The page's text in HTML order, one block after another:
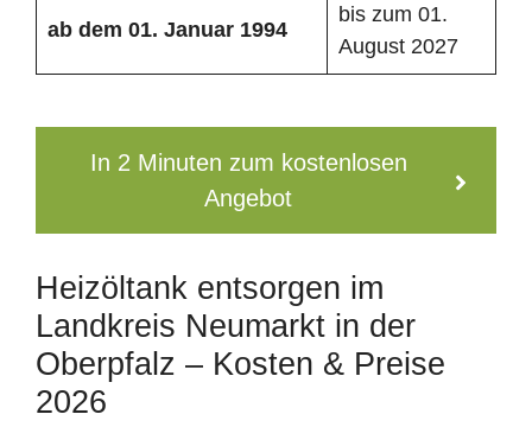
ab dem 01. Januar 1994
bis zum 01.
August 2027
In 2 Minuten zum kostenlosen
Angebot
Heizöltank entsorgen im
Landkreis Neumarkt in der
Oberpfalz – Kosten & Preise
2026